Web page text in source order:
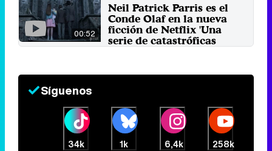
00:52
Neil Patrick Parris es el
Conde Olaf en la nueva
ficción de Netflix 'Una
serie de catastróficas
desdichas'
Síguenos
34k 1k 6,4k 258k